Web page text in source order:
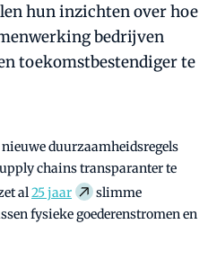
hun inzichten over hoe
bedrijven
toekomstbestendiger te
duurzaamheidsregels
chains transparanter te
al25 jaar
slimme
fysieke goederenstromen en